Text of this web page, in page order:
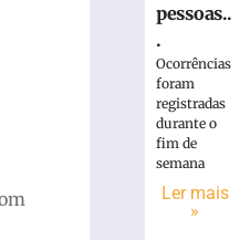
base
Simples
agosto
pessoas..
.
Ocorrências
foram
registradas
durante o
fim de
semana
Ler mais
»